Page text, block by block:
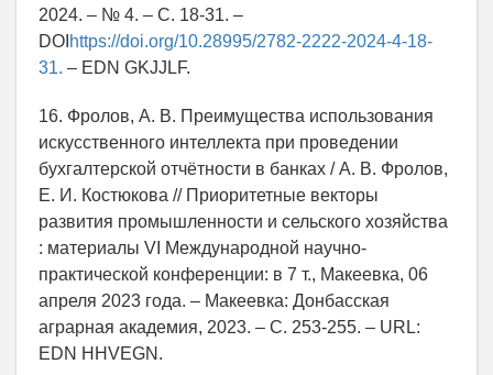
2024. – № 4. – С. 18-31. –
DOI https://doi.org/10.28995/2782-2222-2024-4-18-
31. – EDN GKJJLF.
16. Фролов, А. В. Преимущества использования
искусственного интеллекта при проведении
бухгалтерской отчётности в банках / А. В. Фролов,
Е. И. Костюкова // Приоритетные векторы
развития промышленности и сельского хозяйства
: материалы VI Международной научно-
практической конференции: в 7 т., Макеевка, 06
апреля 2023 года. – Макеевка: Донбасская
аграрная академия, 2023. – С. 253-255. – URL:
EDN HHVEGN.